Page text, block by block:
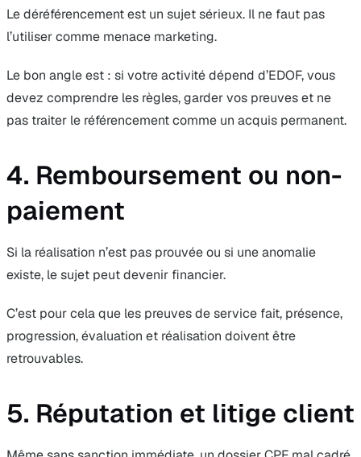
Le déréférencement est un sujet sérieux. Il ne faut pas
l’utiliser comme menace marketing.
Le bon angle est : si votre activité dépend d’EDOF, vous
devez comprendre les règles, garder vos preuves et ne
pas traiter le référencement comme un acquis permanent.
4. Remboursement ou non-
paiement
Si la réalisation n’est pas prouvée ou si une anomalie
existe, le sujet peut devenir financier.
C’est pour cela que les preuves de service fait, présence,
progression, évaluation et réalisation doivent être
retrouvables.
5. Réputation et litige client